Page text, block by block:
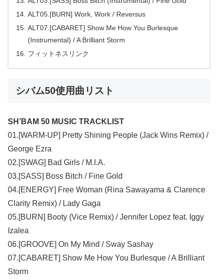
ALT05.[BURN] Work, Work / Reversus
ALT07.[CABARET] Show Me How You Burlesque
(Instrumental) / A Brilliant Storm
フィットネスリンク
シバム50使用曲リスト
SH’BAM 50 MUSIC TRACKLIST
01.[WARM-UP] Pretty Shining People (Jack Wins Remix) /
George Ezra
02.[SWAG] Bad Girls / M.I.A.
03.[SASS] Boss Bitch / Fine Gold
04.[ENERGY] Free Woman (Rina Sawayama & Clarence
Clarity Remix) / Lady Gaga
05.[BURN] Booty (Vice Remix) / Jennifer Lopez feat. Iggy
Izalea
06.[GROOVE] On My Mind / Sway Sashay
07.[CABARET] Show Me How You Burlesque / A Brilliant
Storm